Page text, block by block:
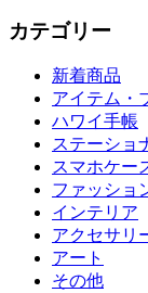
カテゴリー
新着商品
アイテム・
ハワイ手帳
ステーショ
スマホケー
ファッショ
インテリア
アクセサリ
アート
その他